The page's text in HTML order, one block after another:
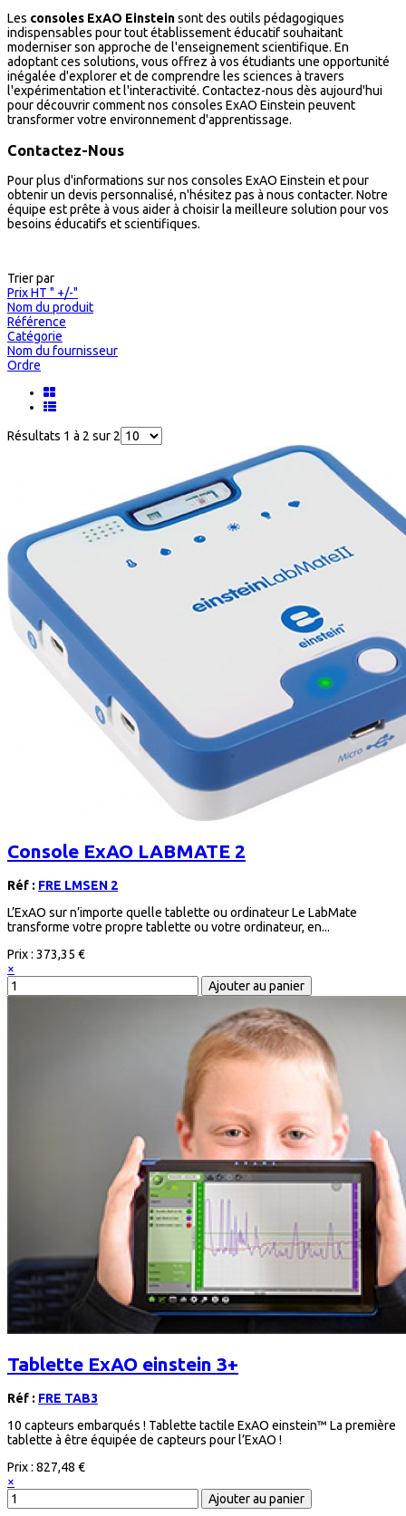
Les consoles ExAO Einsteinsont des outils pédagogiques
indispensables pour tout établissement éducatif souhaitant
moderniser son approche de l'enseignement scientifique. En
adoptant ces solutions, vous offrez à vos étudiants une opportunité
inégalée d'explorer et de comprendre les sciences à travers
l'expérimentation et l'interactivité. Contactez-nous dès aujourd'hui
pour découvrir comment nos consoles ExAO Einstein peuvent
transformer votre environnement d'apprentissage.
Contactez-Nous
Pour plus d'informations sur nos consoles ExAO Einstein et pour
obtenir un devis personnalisé, n'hésitez pas à nous contacter. Notre
équipe est prête à vous aider à choisir la meilleure solution pour vos
besoins éducatifs et scientifiques.
Trier par
Prix HT " +/-"
Nom du produit
Référence
Catégorie
Nom du fournisseur
Ordre
Résultats 1 à 2 sur 2
Console ExAO LABMATE 2
Réf : FRE LMSEN 2
L’ExAO sur n’importe quelle tablette ou ordinateur Le LabMate
transforme votre propre tablette ou votre ordinateur, en...
Prix : 373,35 €
×
Tablette ExAO einstein 3+
Réf : FRE TAB3
10 capteurs embarqués ! Tablette tactile ExAO einstein™ La première
tablette à être équipée de capteurs pour l’ExAO !
Prix : 827,48 €
×